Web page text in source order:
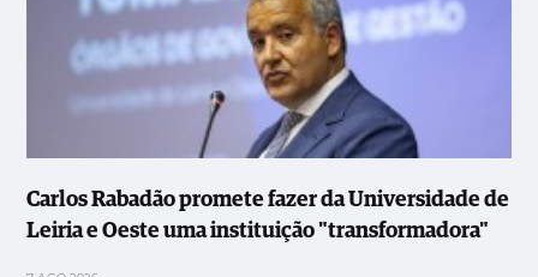
Carlos Rabadão promete fazer da Universidade de
Leiria e Oeste uma instituição "transformadora"